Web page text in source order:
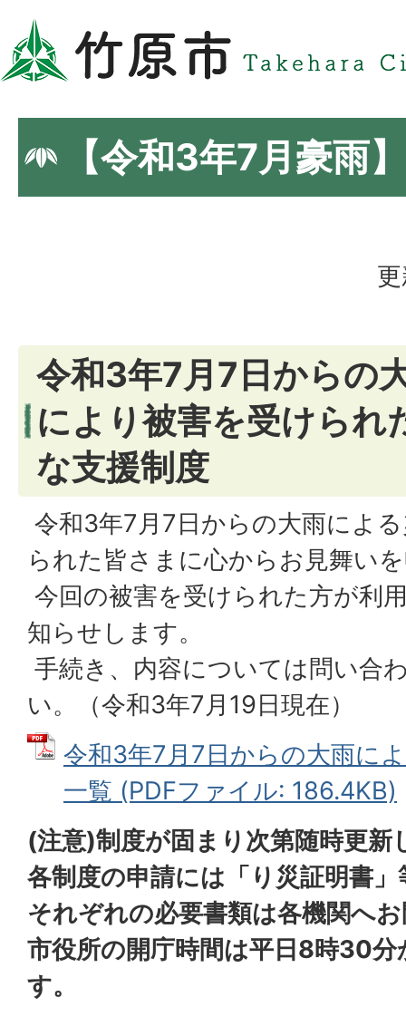
【令和3年7月豪雨
令和3年7月7日からの
により被害を受けられ
な支援制度
令和3年7月7日からの大雨によ
られた皆さまに心からお見舞い
今回の被害を受けられた方が利
知らせします。
手続き、内容については問い合
い。（令和3年7月19日現在）
令和3年7月7日からの大雨に
一覧 (PDFファイル: 186.4KB)
(注意)制度が固まり次第随時更新
各制度の申請には「り災証明書
それぞれの必要書類は各機関へ
市役所の開庁時間は平日8時30
す。